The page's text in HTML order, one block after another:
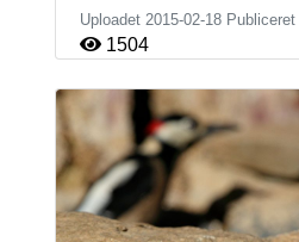
Uploadet 2015-02-18 Publiceret
1504